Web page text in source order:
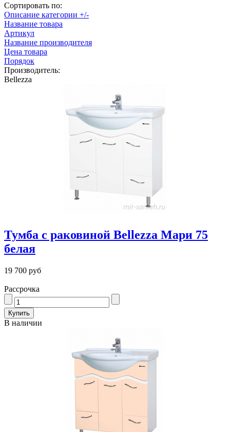
Сортировать по:
Описание категории +/-
Название товара
Артикул
Название производителя
Цена товара
Порядок
Производитель:
Bellezza
Тумба с раковиной Bellezza Мари 75
белая
19 700 руб
Рассрочка
В наличии